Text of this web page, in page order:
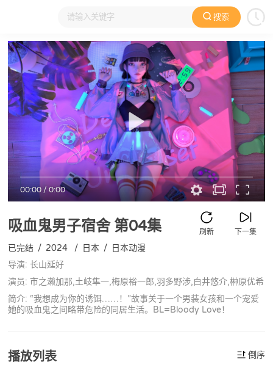
搜索
大家在看 日本动漫 国产动漫 欧美动漫 动漫电影
00:00/0:00
吸血鬼男子宿舍第04集 下一集
刷新
已完结 / 2024 / 日本 / 日本动漫
导演: 长山延好
演员: 市之濑加那,土岐隼一,梅原裕一郎,羽多野涉,白井悠介,榊原优希
简介: “我想成为你的诱饵……！”故事关于一个男装女孩和一个宠爱
她的吸血鬼之间略带危险的同居生活。BL=Bloody Love！
播放列表 倒序